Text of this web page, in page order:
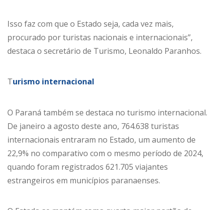
Isso faz com que o Estado seja, cada vez mais,
procurado por turistas nacionais e internacionais”,
destaca o secretário de Turismo, Leonaldo Paranhos.
Turismo internacional
O Paraná também se destaca no turismo internacional.
De janeiro a agosto deste ano, 764.638 turistas
internacionais entraram no Estado, um aumento de
22,9% no comparativo com o mesmo período de 2024,
quando foram registrados 621.705 viajantes
estrangeiros em municípios paranaenses.